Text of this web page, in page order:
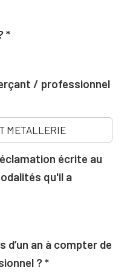
/ professionnel
écrite au
qu'il a
an à compter de
?